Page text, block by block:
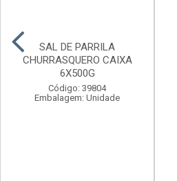
SAL DE PARRILA
CHURRASQUERO CAIXA
6X500G
Código: 39804
Embalagem: Unidade